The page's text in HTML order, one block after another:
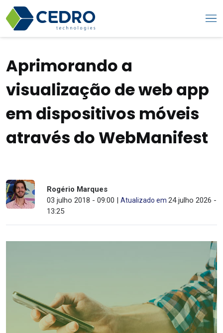
Aprimorando a
visualização de web app
em dispositivos móveis
através do WebManifest
Rogério Marques
03 julho 2018 - 09:00 | Atualizado em 24 julho 2026 -
13:25